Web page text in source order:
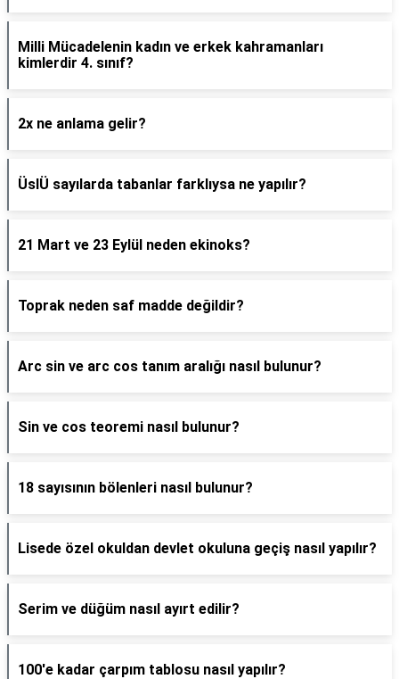
Milli Mücadelenin kadın ve erkek kahramanları
kimlerdir 4. sınıf?
2x ne anlama gelir?
ÜslÜ sayılarda tabanlar farklıysa ne yapılır?
21 Mart ve 23 Eylül neden ekinoks?
Toprak neden saf madde değildir?
Arc sin ve arc cos tanım aralığı nasıl bulunur?
Sin ve cos teoremi nasıl bulunur?
18 sayısının bölenleri nasıl bulunur?
Lisede özel okuldan devlet okuluna geçiş nasıl yapılır?
Serim ve düğüm nasıl ayırt edilir?
100'e kadar çarpım tablosu nasıl yapılır?